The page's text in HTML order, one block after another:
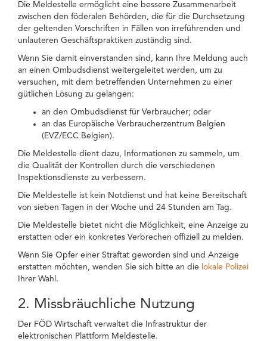
Die Meldestelle ermöglicht eine bessere Zusammenarbeit
zwischen den föderalen Behörden, die für die Durchsetzung
der geltenden Vorschriften in Fällen von irreführenden und
unlauteren Geschäftspraktiken zuständig sind.
Wenn Sie damit einverstanden sind, kann Ihre Meldung auch
an einen Ombudsdienst weitergeleitet werden, um zu
versuchen, mit dem betreffenden Unternehmen zu einer
gütlichen Lösung zu gelangen:
an den Ombudsdienst für Verbraucher; oder
an das Europäische Verbraucherzentrum Belgien
(EVZ/ECC Belgien).
Die Meldestelle dient dazu, Informationen zu sammeln, um
die Qualität der Kontrollen durch die verschiedenen
Inspektionsdienste zu verbessern.
Die Meldestelle ist kein Notdienst und hat keine Bereitschaft
von sieben Tagen in der Woche und 24 Stunden am Tag.
Die Meldestelle bietet nicht die Möglichkeit, eine Anzeige zu
erstatten oder ein konkretes Verbrechen offiziell zu melden.
Wenn Sie Opfer einer Straftat geworden sind und Anzeige
erstatten möchten, wenden Sie sich bitte an die lokale Polizei
Ihrer Wahl.
2. Missbräuchliche Nutzung
Der FÖD Wirtschaft verwaltet die Infrastruktur der
elektronischen Plattform Meldestelle.